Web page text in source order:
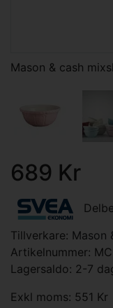
Mason & cash
689 Kr
Tillverkare: Mason
Artikelnummer:
Lagersaldo: 2-7
Exkl moms: 551 Kr